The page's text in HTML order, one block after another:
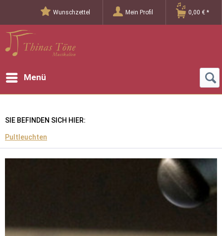
Wunschzettel Mein Profil 0,00 € *
Menü
SIE BEFINDEN SICH HIER:
Pultleuchten